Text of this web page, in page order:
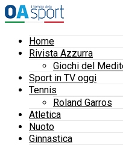
Home
Rivista Azzurra
Giochi del
Sport in TV oggi
Tennis
Roland Garros
Atletica
Nuoto
Ginnastica